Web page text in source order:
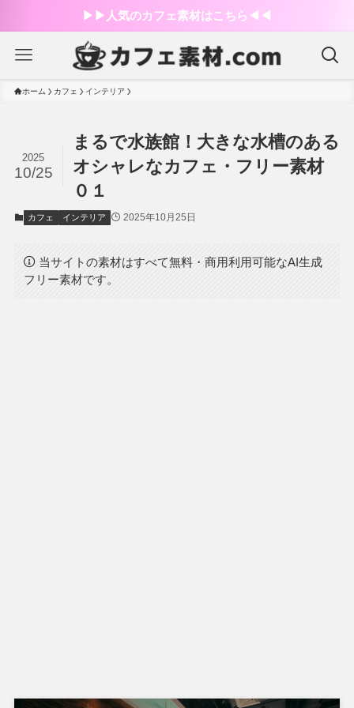
▶︎▶︎人気のカフェ素材はこちら◀︎◀︎
ホーム カフェ インテリア
まるで水族館！大きな水槽のある
オシャレなカフェ・フリー素材
０１
2025
10/25
カフェ インテリア 2025年10月25日
当サイトの素材はすべて無料・商用利用可能なAI生成
フリー素材です。